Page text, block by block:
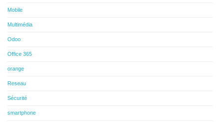
Mobile
Multimédia
Odoo
Office 365
orange
Reseau
Sécurité
smartphone